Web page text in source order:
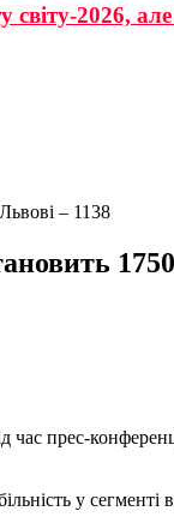
світу-2026,
– 1138
прес-
у сегменті